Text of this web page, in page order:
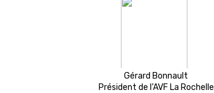
Gérard Bonnault
Président de l’AVF La Rochelle